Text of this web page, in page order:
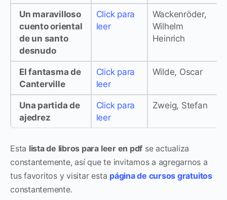
Un maravilloso
cuento oriental
de un santo
desnudo
Click para
leer
Wackenröder,
Wilhelm
Heinrich
El fantasma de
Canterville
Click para
leer
Wilde, Oscar
Una partida de
ajedrez
Click para
leer
Zweig, Stefan
Esta lista de libros para leer en pdf se actualiza
constantemente, así que te invitamos a agregarnos a
tus favoritos y visitar esta página de cursos gratuitos
constantemente.